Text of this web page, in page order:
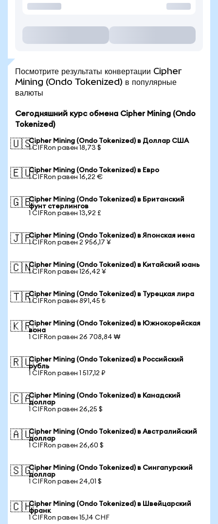
Посмотрите результаты конвертации Cipher
Mining (Ondo Tokenized) в популярные
валюты
Сегодняшний курс обмена Cipher Mining (Ondo
Tokenized)
🇺🇸Cipher Mining (Ondo Tokenized) в Доллар США
1 CIFRon равен 18,73 $
🇪🇺Cipher Mining (Ondo Tokenized) в Евро
1 CIFRon равен 16,22 €
🇬🇧Cipher Mining (Ondo Tokenized) в Британский
фунт стерлингов
1 CIFRon равен 13,92 £
🇯🇵Cipher Mining (Ondo Tokenized) в Японская иена
1 CIFRon равен 2 956,17 ¥
🇨🇳Cipher Mining (Ondo Tokenized) в Китайский юань
1 CIFRon равен 126,42 ¥
🇹🇷Cipher Mining (Ondo Tokenized) в Турецкая лира
1 CIFRon равен 891,45 ₺
🇰🇷Cipher Mining (Ondo Tokenized) в Южнокорейская
вона
1 CIFRon равен 26 708,84 ₩
🇷🇺Cipher Mining (Ondo Tokenized) в Российский
рубль
1 CIFRon равен 1 517,12 ₽
🇨🇦Cipher Mining (Ondo Tokenized) в Канадский
доллар
1 CIFRon равен 26,25 $
🇦🇺Cipher Mining (Ondo Tokenized) в Австралийский
доллар
1 CIFRon равен 26,60 $
🇸🇬Cipher Mining (Ondo Tokenized) в Сингапурский
доллар
1 CIFRon равен 24,01 $
🇨🇭Cipher Mining (Ondo Tokenized) в Швейцарский
франк
1 CIFRon равен 15,14 CHF